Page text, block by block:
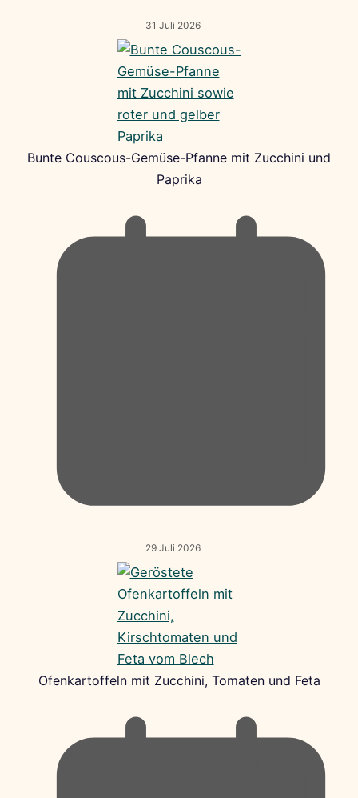
31 Juli 2026
Bunte Couscous-Gemüse-Pfanne mit Zucchini und
Paprika
29 Juli 2026
Ofenkartoffeln mit Zucchini, Tomaten und Feta